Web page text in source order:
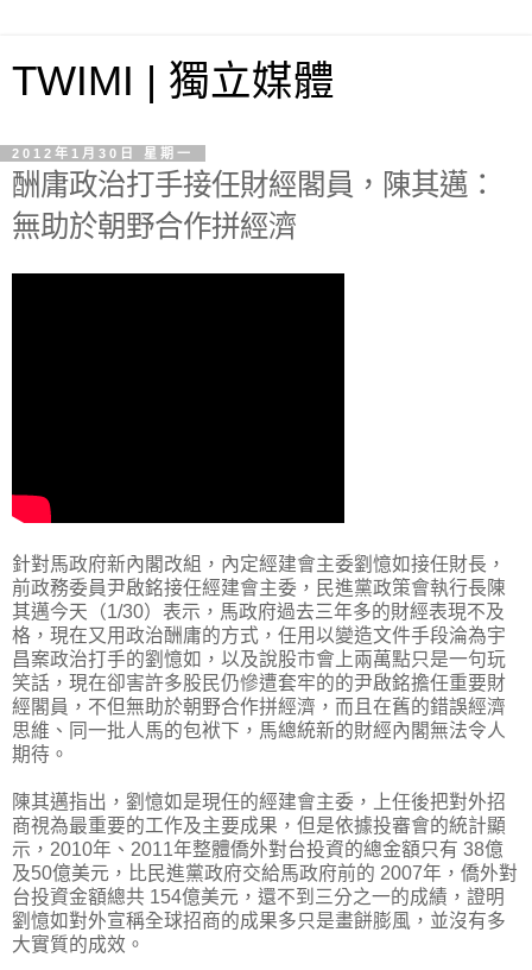
TWIMI | 獨立媒體
2012年1月30日 星期一
酬庸政治打手接任財經閣員，陳其邁：
無助於朝野合作拼經濟
針對馬政府新內閣改組，內定經建會主委劉憶如接任財長，
前政務委員尹啟銘接任經建會主委，民進黨政策會執行長陳
其邁今天（1/30）表示，馬政府過去三年多的財經表現不及
格，現在又用政治酬庸的方式，任用以變造文件手段淪為宇
昌案政治打手的劉憶如，以及說股市會上兩萬點只是一句玩
笑話，現在卻害許多股民仍慘遭套牢的的尹啟銘擔任重要財
經閣員，不但無助於朝野合作拼經濟，而且在舊的錯誤經濟
思維、同一批人馬的包袱下，馬總統新的財經內閣無法令人
期待。
陳其邁指出，劉憶如是現任的經建會主委，上任後把對外招
商視為最重要的工作及主要成果，但是依據投審會的統計顯
示，2010年、2011年整體僑外對台投資的總金額只有 38億
及50億美元，比民進黨政府交給馬政府前的 2007年，僑外對
台投資金額總共 154億美元，還不到三分之一的成績，證明
劉憶如對外宣稱全球招商的成果多只是畫餅膨風，並沒有多
大實質的成效。